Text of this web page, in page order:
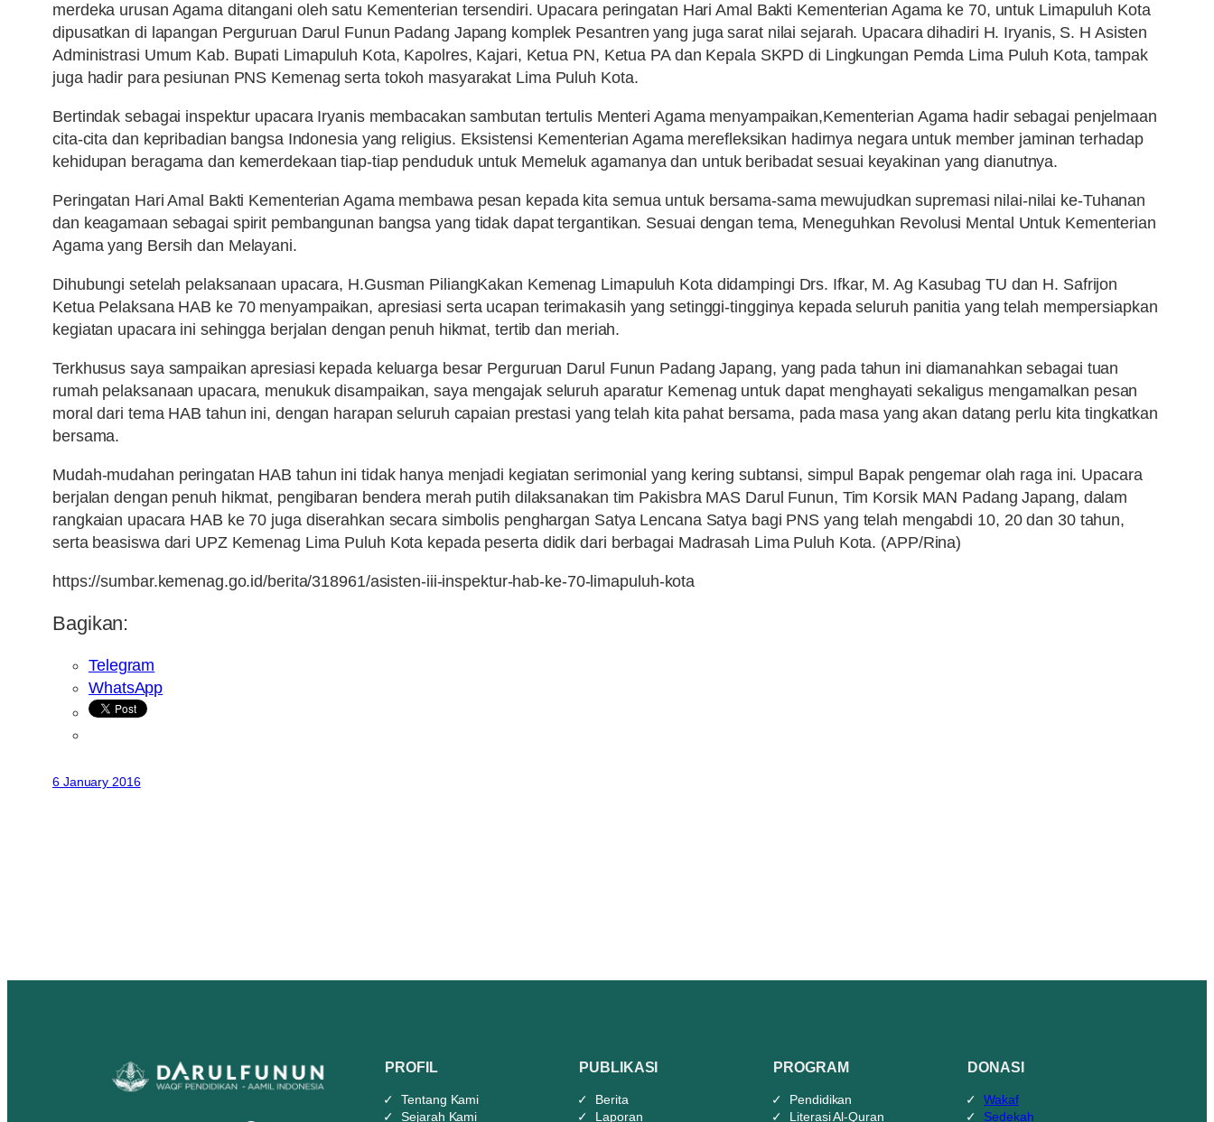
merdeka urusan Agama ditangani oleh satu Kementerian tersendiri. Upacara peringatan Hari Amal Bakti Kementerian Agama ke 70, untuk Limapuluh Kota
dipusatkan di lapangan Perguruan Darul Funun Padang Japang komplek Pesantren yang juga sarat nilai sejarah. Upacara dihadiri H. Iryanis, S. H Asisten
Administrasi Umum Kab. Bupati Limapuluh Kota, Kapolres, Kajari, Ketua PN, Ketua PA dan Kepala SKPD di Lingkungan Pemda Lima Puluh Kota, tampak
juga hadir para pesiunan PNS Kemenag serta tokoh masyarakat Lima Puluh Kota.
Bertindak sebagai inspektur upacara Iryanis membacakan sambutan tertulis Menteri Agama menyampaikan,Kementerian Agama hadir sebagai penjelmaan
cita-cita dan kepribadian bangsa Indonesia yang religius. Eksistensi Kementerian Agama merefleksikan hadirnya negara untuk member jaminan terhadap
kehidupan beragama dan kemerdekaan tiap-tiap penduduk untuk Memeluk agamanya dan untuk beribadat sesuai keyakinan yang dianutnya.
Peringatan Hari Amal Bakti Kementerian Agama membawa pesan kepada kita semua untuk bersama-sama mewujudkan supremasi nilai-nilai ke-Tuhanan
dan keagamaan sebagai spirit pembangunan bangsa yang tidak dapat tergantikan. Sesuai dengan tema, Meneguhkan Revolusi Mental Untuk Kementerian
Agama yang Bersih dan Melayani.
Dihubungi setelah pelaksanaan upacara, H.Gusman PiliangKakan Kemenag Limapuluh Kota didampingi Drs. Ifkar, M. Ag Kasubag TU dan H. Safrijon
Ketua Pelaksana HAB ke 70 menyampaikan, apresiasi serta ucapan terimakasih yang setinggi-tingginya kepada seluruh panitia yang telah mempersiapkan
kegiatan upacara ini sehingga berjalan dengan penuh hikmat, tertib dan meriah.
Terkhusus saya sampaikan apresiasi kepada keluarga besar Perguruan Darul Funun Padang Japang, yang pada tahun ini diamanahkan sebagai tuan
rumah pelaksanaan upacara, menukuk disampaikan, saya mengajak seluruh aparatur Kemenag untuk dapat menghayati sekaligus mengamalkan pesan
moral dari tema HAB tahun ini, dengan harapan seluruh capaian prestasi yang telah kita pahat bersama, pada masa yang akan datang perlu kita tingkatkan
bersama.
Mudah-mudahan peringatan HAB tahun ini tidak hanya menjadi kegiatan serimonial yang kering subtansi, simpul Bapak pengemar olah raga ini. Upacara
berjalan dengan penuh hikmat, pengibaran bendera merah putih dilaksanakan tim Pakisbra MAS Darul Funun, Tim Korsik MAN Padang Japang, dalam
rangkaian upacara HAB ke 70 juga diserahkan secara simbolis penghargan Satya Lencana Satya bagi PNS yang telah mengabdi 10, 20 dan 30 tahun,
serta beasiswa dari UPZ Kemenag Lima Puluh Kota kepada peserta didik dari berbagai Madrasah Lima Puluh Kota. (APP/Rina)
https://sumbar.kemenag.go.id/berita/318961/asisten-iii-inspektur-hab-ke-70-limapuluh-kota
Bagikan:
Telegram
WhatsApp
6 January 2016
PROFIL
Tentang Kami
Sejarah Kami
PUBLIKASI
Berita
Laporan
PROGRAM
Pendidikan
Literasi Al-Quran
DONASI
Wakaf
Sedekah